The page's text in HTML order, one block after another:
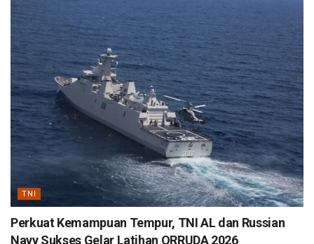
TNI
Perkuat Kemampuan Tempur, TNI AL dan Russian
Navy Sukses Gelar Latihan ORRUDA 2026